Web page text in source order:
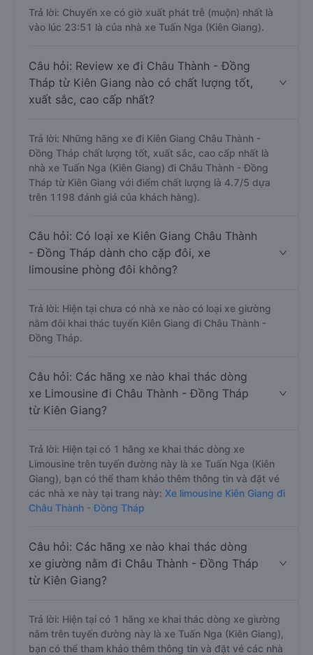
Trả lời: Chuyến xe có giờ xuất phát trễ (muộn) nhất là
vào lúc 23:51 là của nhà xe Tuấn Nga (Kiên Giang).
Câu hỏi: Review xe đi Châu Thành - Đồng
Tháp từ Kiên Giang nào có chất lượng tốt,
xuất sắc, cao cấp nhất?
Trả lời: Những hãng xe đi Kiên Giang Châu Thành -
Đồng Tháp chất lượng tốt, xuất sắc, cao cấp nhất là
nhà xe Tuấn Nga (Kiên Giang) đi Châu Thành - Đồng
Tháp từ Kiên Giang với điểm chất lượng là 4.7/5 dựa
trên 1198 đánh giá của khách hàng).
Câu hỏi: Có loại xe Kiên Giang Châu Thành
- Đồng Tháp dành cho cặp đôi, xe
limousine phòng đôi không?
Trả lời: Hiện tại chưa có nhà xe nào có loại xe giường
nằm đôi khai thác tuyến Kiên Giang đi Châu Thành -
Đồng Tháp.
Câu hỏi: Các hãng xe nào khai thác dòng
xe Limousine đi Châu Thành - Đồng Tháp
từ Kiên Giang?
Trả lời: Hiện tại có 1 hãng xe khai thác dòng xe
Limousine trên tuyến đường này là xe Tuấn Nga (Kiên
Giang), bạn có thể tham khảo thêm thông tin và đặt vé
các nhà xe này tại trang này: Xe limousine Kiên Giang đi
Châu Thành - Đồng Tháp
Câu hỏi: Các hãng xe nào khai thác dòng
xe giường nằm đi Châu Thành - Đồng Tháp
từ Kiên Giang?
Trả lời: Hiện tại có 1 hãng xe khai thác dòng xe giường
nằm trên tuyến đường này là xe Tuấn Nga (Kiên Giang),
bạn có thể tham khảo thêm thông tin và đặt vé các nhà